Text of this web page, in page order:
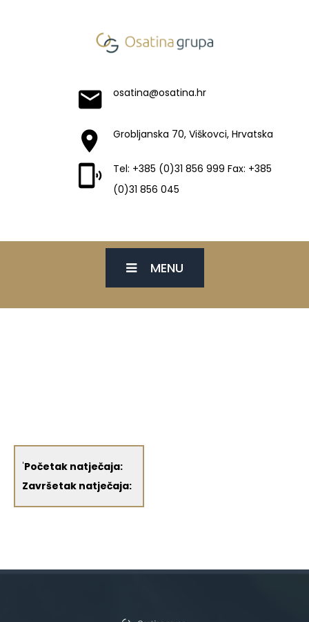
osatina@osatina.hr
Grobljanska 70, Viškovci, Hrvatska
Tel: +385 (0)31 856 999 Fax: +385
(0)31 856 045
MENU
'Početak natječaja:
Završetak natječaja: